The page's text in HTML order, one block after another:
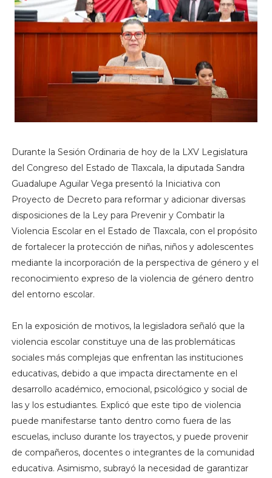
Durante la Sesión Ordinaria de hoy de la LXV Legislatura
del Congreso del Estado de Tlaxcala, la diputada Sandra
Guadalupe Aguilar Vega presentó la Iniciativa con
Proyecto de Decreto para reformar y adicionar diversas
disposiciones de la Ley para Prevenir y Combatir la
Violencia Escolar en el Estado de Tlaxcala, con el propósito
de fortalecer la protección de niñas, niños y adolescentes
mediante la incorporación de la perspectiva de género y el
reconocimiento expreso de la violencia de género dentro
del entorno escolar.
En la exposición de motivos, la legisladora señaló que la
violencia escolar constituye una de las problemáticas
sociales más complejas que enfrentan las instituciones
educativas, debido a que impacta directamente en el
desarrollo académico, emocional, psicológico y social de
las y los estudiantes. Explicó que este tipo de violencia
puede manifestarse tanto dentro como fuera de las
escuelas, incluso durante los trayectos, y puede provenir
de compañeros, docentes o integrantes de la comunidad
educativa. Asimismo, subrayó la necesidad de garantizar